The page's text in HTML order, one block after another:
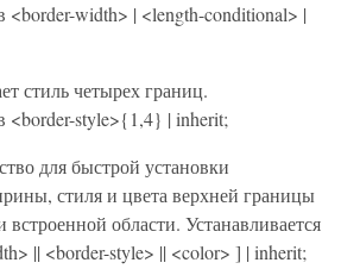
<border-width> | <length-conditional> |
стиль четырех границ.
<border-style>{1,4} | inherit;
для быстрой установки
стиля и цвета верхней границы
встроенной области. Устанавливается
|| <border-style> || <color> ] | inherit;